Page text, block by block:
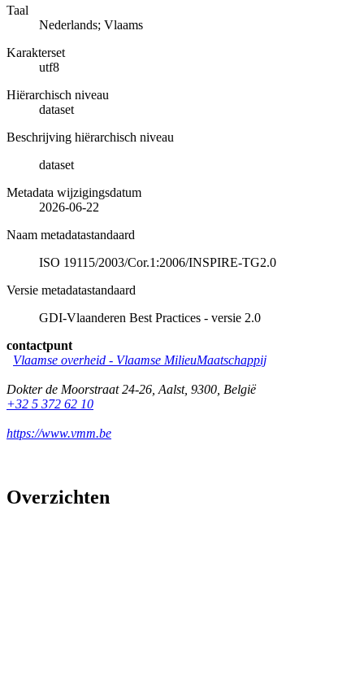
Taal
Nederlands; Vlaams
Karakterset
utf8
Hiërarchisch niveau
dataset
Beschrijving hiërarchisch niveau
dataset
Metadata wijzigingsdatum
2026-06-22
Naam metadatastandaard
ISO 19115/2003/Cor.1:2006/INSPIRE-TG2.0
Versie metadatastandaard
GDI-Vlaanderen Best Practices - versie 2.0
contactpunt
Vlaamse overheid - Vlaamse MilieuMaatschappij
Dokter de Moorstraat 24-26 Aalst, 9300 België
+32 5 372 62 10
https://www.vmm.be
Overzichten